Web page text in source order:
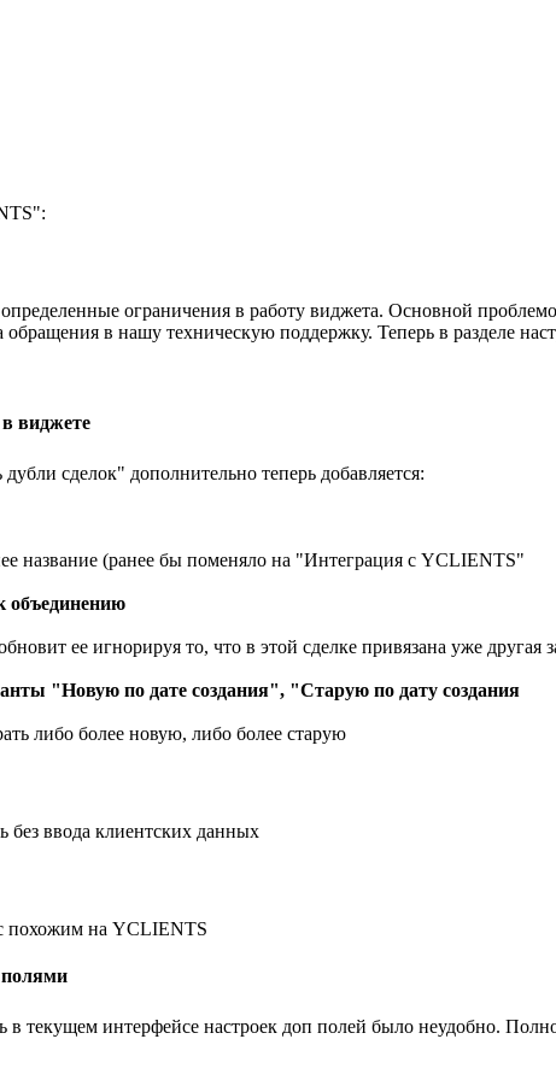
ограничения в работу виджета. Основной
в нашу техническую поддержку. Теперь в разделе
виджете
сделок" дополнительно теперь добавляется:
название (ранее бы поменяло на "Интеграция с YCLIENTS"
объединению
ее игнорируя то, что в этой сделке привязана уже другая
"Новую по дате создания", "Старую по дату создания
либо более новую, либо более старую
без ввода клиентских данных
похожим на YCLIENTS
текущем интерфейсе настроек доп полей было неудобно.